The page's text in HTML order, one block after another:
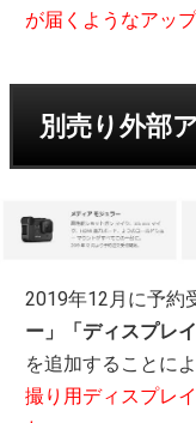
が届くようなアッ
別売り外部
2019年12月に予約
ー」「ディスプレ
を追加することに
撮り用ディスプレ